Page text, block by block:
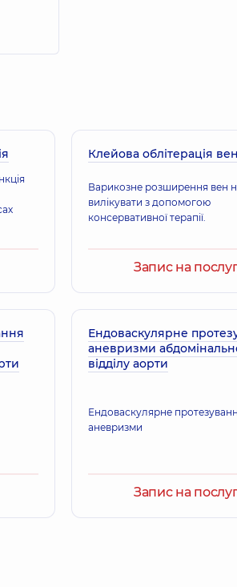
Клейова облітерація вен
Варикозне розширення вен
вилікувати з допомогою
консервативної терапії.
Запис на
Ендоваскулярне
аневризми
відділу аорти
Ендоваскулярне
аневризми
Запис на